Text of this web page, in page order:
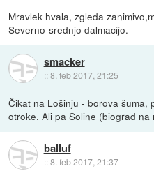
Mravlek hvala, zgleda
Severno-srednjo dalmacijo.
smacker
::8. feb 2017, 21:25
Čikat na Lošinju - borova šuma,
otroke. Ali pa Soline (biograd na
balluf
::8. feb 2017, 21:37